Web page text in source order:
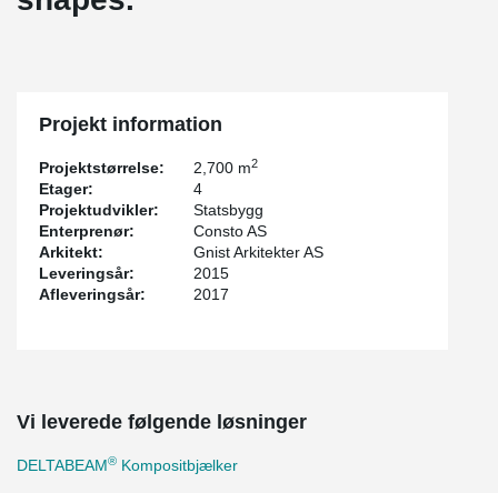
Projekt information
Projektstørrelse: 2,700 m2
Etager:
4
Projektudvikler:
Statsbygg
Enterprenør:
Consto AS
Arkitekt:
Gnist Arkitekter AS
Leveringsår:
2015
Afleveringsår:
2017
Vi leverede følgende løsninger
DELTABEAM® Kompositbjælker